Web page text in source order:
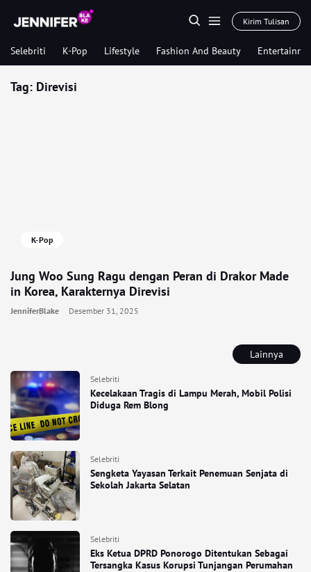
Kirim Tulisan
Selebriti K-Pop Lifestyle Fashion And Beauty
Lainnya
Selebriti
Kecelakaan Tragis di Lampu Merah, Mobil Polisi
Diduga Rem Blong
Selebriti
Sengketa Yayasan Terkait Penemuan Senjata di
Sekolah Jakarta Selatan
Selebriti
Eks Ketua DPRD Ponorogo Ditentukan Sebagai
Tersangka Kasus Korupsi Tunjangan Perumahan
Tag: Direvisi
K-Pop
Jung Woo Sung Ragu dengan Peran di Drakor Made
in Korea, Karakternya Direvisi
JenniferBlake Desember 31, 2025